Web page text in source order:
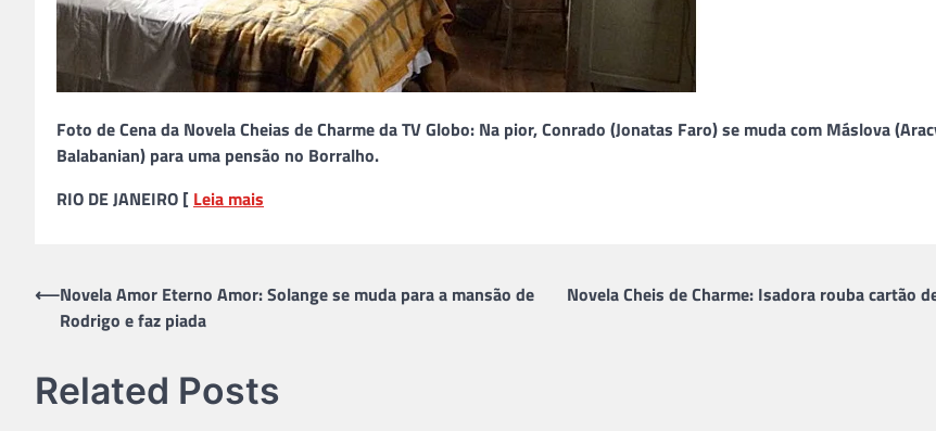
Foto de Cena da Novela Cheias de Charme da TV Globo: Na pior, Conrado (Jonatas Faro) se muda com Máslova
Balabanian) para uma pensão no Borralho.
RIO DE JANEIRO [ Leia mais
Navegação
⟵Novela Amor Eterno Amor: Solange se muda para a mansão de
Rodrigo e faz piada
Novela Cheis de Charme: Isadora rouba cartão
Related Posts